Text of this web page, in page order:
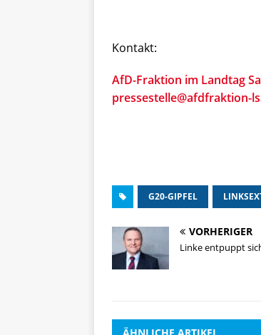
Kontakt:
AfD-Fraktion im Landtag
pressestelle@afdfraktion-
G20-GIPFEL
VORHERIGER
Linke entpuppt